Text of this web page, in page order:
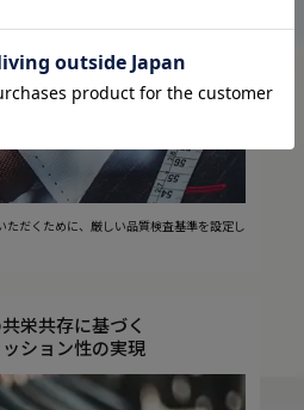
ただくために、厳しい品質検査基準を設定し
栄共存に基づく
ション性の実現